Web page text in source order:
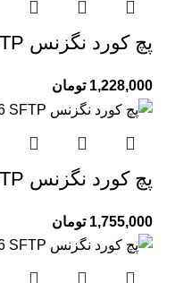
پچ کورد نگزنس CAT6 SFTP ده متری
1,228,000 تومان
پچ کورد نگزنس CAT6 SFTP پانزده متری
1,755,000 تومان